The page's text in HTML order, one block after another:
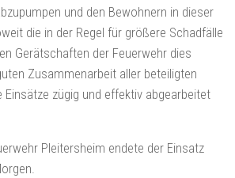
und den Bewohnern in dieser
die in der Regel für größere Schadfälle
Gerätschaften der Feuerwehr dies
Zusammenarbeit aller beteiligten
Einsätze zügig und effektiv abgearbeitet
Pleitersheim endete der Einsatz